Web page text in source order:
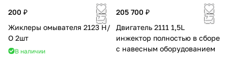
200 ₽
Жиклеры омывателя 2123 Н/
О 2шт
В наличии
205 700 ₽
Двигатель 2111 1,5L
инжектор полностью в сборе
с навесным оборудованием